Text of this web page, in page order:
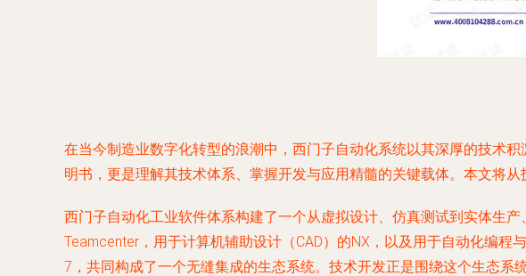
在当今制造业数字化转型的浪潮中，西门子自动化系统以其深厚的技术
明书，更是理解其技术体系、掌握开发与应用精髓的关键载体。本文将
西门子自动化工业软件体系构建了一个从虚拟设计、仿真测试到实体生
Teamcenter，用于计算机辅助设计（CAD）的NX，以及用于自动化编程
7，共同构成了一个无缝集成的生态系统。技术开发正是围绕这个生态系